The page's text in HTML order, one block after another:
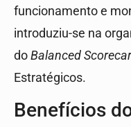
funcionamento e
introduziu-se na
do Balanced
Estratégicos.
Benefícios